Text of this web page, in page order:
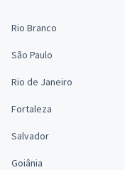
Rio Branco
São Paulo
Rio de Janeiro
Fortaleza
Salvador
Goiânia